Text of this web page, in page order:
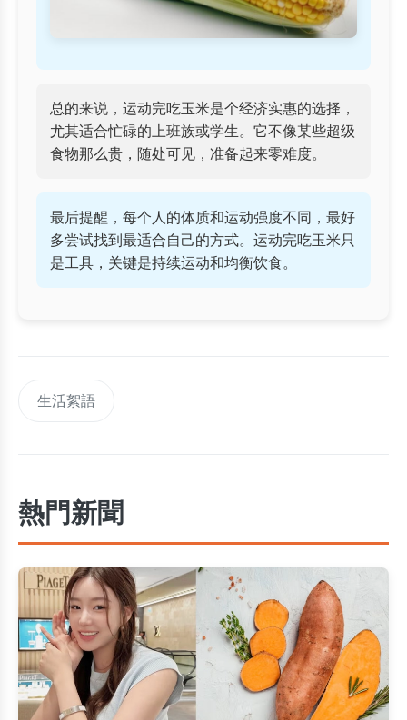
总的来说，运动完吃玉米是个经济实惠的选择，
尤其适合忙碌的上班族或学生。它不像某些超级
食物那么贵，随处可见，准备起来零难度。
最后提醒，每个人的体质和运动强度不同，最好
多尝试找到最适合自己的方式。运动完吃玉米只
是工具，关键是持续运动和均衡饮食。
生活絮語
熱門新聞